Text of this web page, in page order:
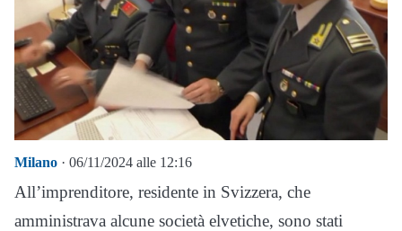
Milano · 06/11/2024 alle 12:16
All’imprenditore, residente in Svizzera, che
amministrava alcune società elvetiche, sono stati